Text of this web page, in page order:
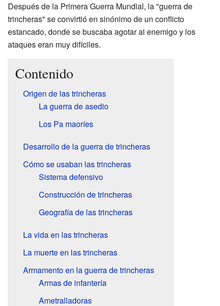
Después de la Primera Guerra Mundial, la "guerra de
trincheras" se convirtió en sinónimo de un conflicto
estancado, donde se buscaba agotar al enemigo y los
ataques eran muy difíciles.
Contenido
Origen de las trincheras
La guerra de asedio
Los Pa maoríes
Desarrollo de la guerra de trincheras
Cómo se usaban las trincheras
Sistema defensivo
Construcción de trincheras
Geografía de las trincheras
La vida en las trincheras
La muerte en las trincheras
Armamento en la guerra de trincheras
Armas de infantería
Ametralladoras